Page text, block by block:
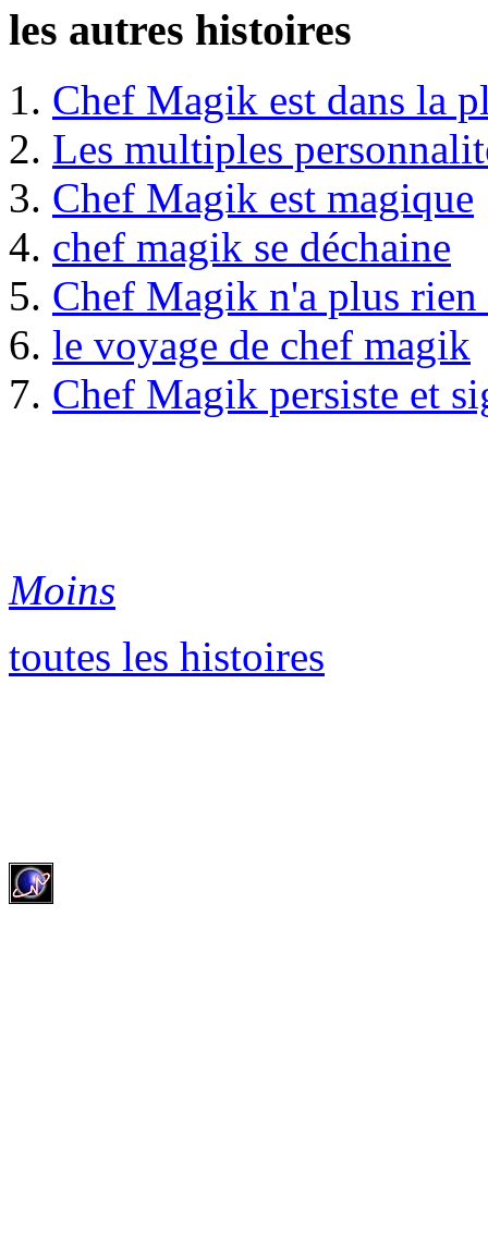
les autres histoires
1. Chef Magik est dans la
2. Les multiples
3. Chef Magik est magique
4. chef magik se déchaine
5. Chef Magik n'a plus
6. le voyage de chef magik
7. Chef Magik persiste et
Moins
toutes les histoires